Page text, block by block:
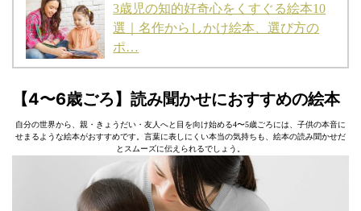
3歳児の知的好奇心をくすぐる絵本10
選｜名作からしかけ絵本、選び方の
ポ…
【4〜6歳ごろ】読み聞かせにおすすめの絵本
自分の世界から、親・きょうだい・友人へと目を向け始める4〜5歳ごろには、子供の本音に
せまるような絵本がおすすめです。言葉に表しにくい本当の気持ちも、絵本の読み聞かせだ
とスムーズに伝えられるでしょう。